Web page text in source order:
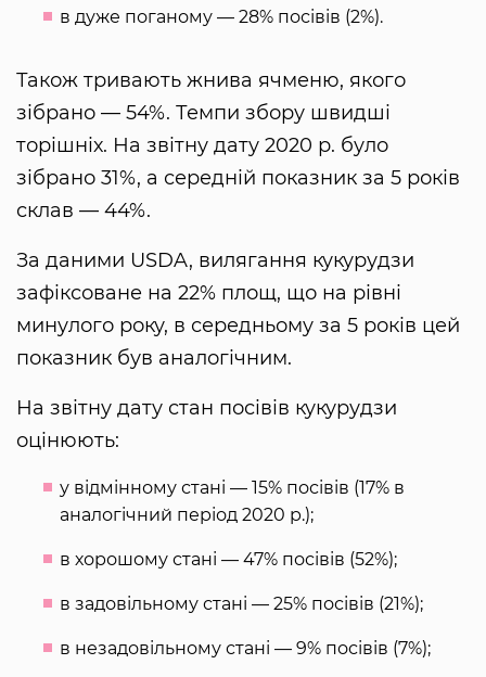
в дуже поганому — 28% посівів (2%).
Також тривають жнива ячменю, якого
зібрано — 54%. Темпи збору швидші
торішніх. На звітну дату 2020 р. було
зібрано 31%, а середній показник за 5 років
склав — 44%.
За даними USDA, вилягання кукурудзи
зафіксоване на 22% площ, що на рівні
минулого року, в середньому за 5 років цей
показник був аналогічним.
На звітну дату стан посівів кукурудзи
оцінюють:
у відмінному стані — 15% посівів (17% в
аналогічний період 2020 р.);
в хорошому стані — 47% посівів (52%);
в задовільному стані — 25% посівів (21%);
в незадовільному стані — 9% посівів (7%);